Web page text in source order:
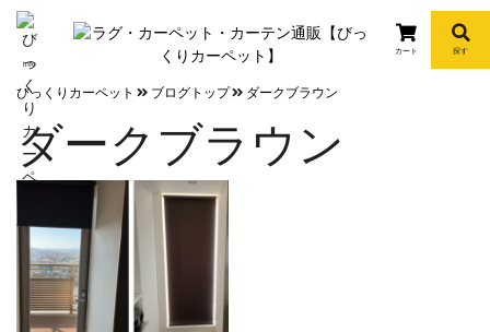
info
カート 探す
びっくりカーペット ブログトップ ダークブラウン
ダークブラウン